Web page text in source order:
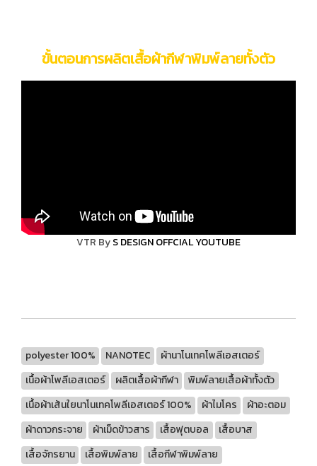
ขั้นตอนการผลิตเสื้อผ้ากีฬาพิมพ์ลายทั้งตัว
VTR ByS DESIGN OFFCIAL YOUTUBE
polyester 100% NANOTEC
ผ้านาโนเทคโพลีเอสเตอร์
เนื้อผ้าโพลีเอสเตอร์
ผลิตเสื้อผ้ากีฬา
พิมพ์ลายเสื้อผ้าทั้งตัว
เนื้อผ้าเส้นใยนาโนเทคโพลีเอสเตอร์ 100%
ผ้าไมโคร
ผ้าอะตอม
ผ้าดาวกระจาย
ผ้าเม็ดข้าวสาร เสื้อฟุตบอล
เสื้อบาส
เสื้อจักรยาน
เสื้อพิมพ์ลาย
เสื้อกีฬาพิมพ์ลาย